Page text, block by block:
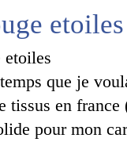
etoiles
que je
tissus en
pour mon